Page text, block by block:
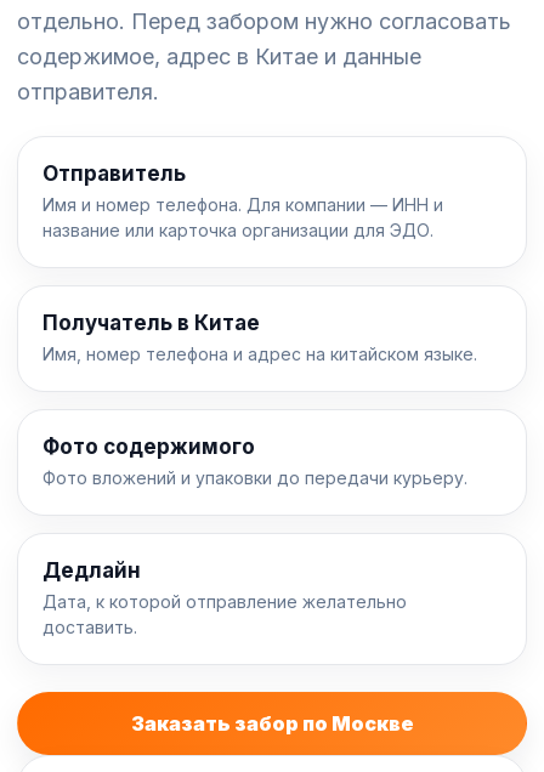
отдельно. Перед забором нужно согласовать
содержимое, адрес в Китае и данные
отправителя.
Отправитель
Имя и номер телефона. Для компании — ИНН и
название или карточка организации для ЭДО.
Получатель в Китае
Имя, номер телефона и адрес на китайском языке.
Фото содержимого
Фото вложений и упаковки до передачи курьеру.
Дедлайн
Дата, к которой отправление желательно
доставить.
Заказать забор по Москве